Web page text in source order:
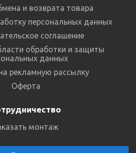
и возврата товара
персональных данных
соглашение
обработки и защиты
данных
рекламную рассылку
Оферта
монтаж